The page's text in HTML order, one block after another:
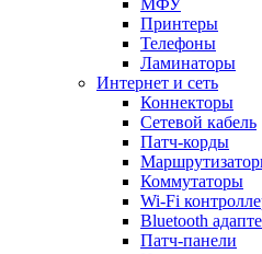
МФУ
Принтеры
Телефоны
Ламинаторы
Интернет и сеть
Коннекторы
Сетевой кабель
Патч-корды
Коммутаторы
Wi-Fi
Bluetooth
Патч-панели